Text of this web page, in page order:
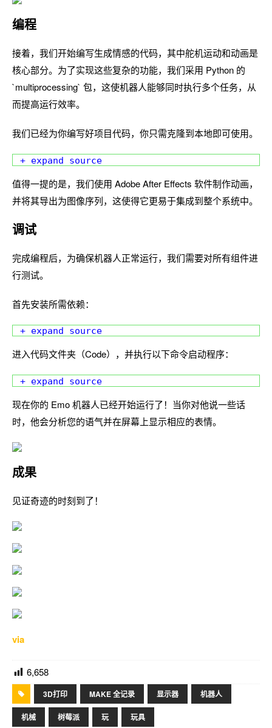
编程
接着，我们开始编写生成情感的代码，其中舵机运动和动画是
核心部分。为了实现这些复杂的功能，我们采用 Python 的
`multiprocessing` 包，这使机器人能够同时执行多个任务，从
而提高运行效率。
我们已经为你编写好项目代码，你只需克隆到本地即可使用。
+ expand source
值得一提的是，我们使用 Adobe After Effects 软件制作动画，
并将其导出为图像序列，这使得它更易于集成到整个系统中。
调试
完成编程后，为确保机器人正常运行，我们需要对所有组件进
行测试。
首先安装所需依赖：
+ expand source
进入代码文件夹（Code），并执行以下命令启动程序：
+ expand source
现在你的 Emo 机器人已经开始运行了！当你对他说一些话
时，他会分析您的语气并在屏幕上显示相应的表情。
成果
见证奇迹的时刻到了！
via
6,658
3D打印 MAKE 全记录 显示器 机器人
机械 树莓派 玩 玩具